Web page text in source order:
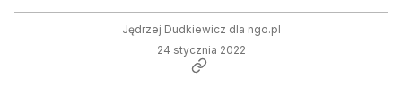
Jędrzej Dudkiewicz dla ngo.pl
24 stycznia 2022